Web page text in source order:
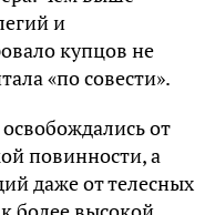
и
купцов не
«по совести».
от
повинности, а
даже от телесных